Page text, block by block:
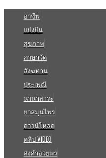
อาชีพ
แบ่งปัน
สุขภาพ
ภาษาวัด
สังฆทาน
ประเพณี
นานาสาระ
ยาสมุนไพร
ดาวน์โหลด
คลิป VIDEO
ส่งคำอวยพร